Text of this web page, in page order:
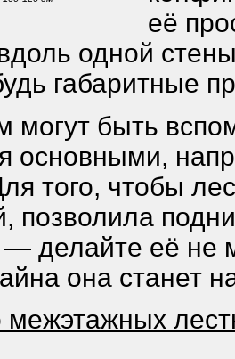
её
одной
габаритные
могут быть
основными,
того, чтобы
позволила
делайте её не
она станет
межэтажных